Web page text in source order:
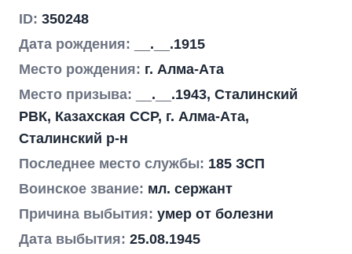
ID: 350248
Дата рождения:
__.__.1915
Место рождения: г. Алма-Ата
Место призыва:
__.__.1943, Сталинский
РВК, Казахская ССР, г. Алма-Ата,
Сталинский р-н
Последнее место службы: 185 ЗСП
Воинское звание: мл. сержант
Причина выбытия: умер от болезни
Дата выбытия: 25.08.1945